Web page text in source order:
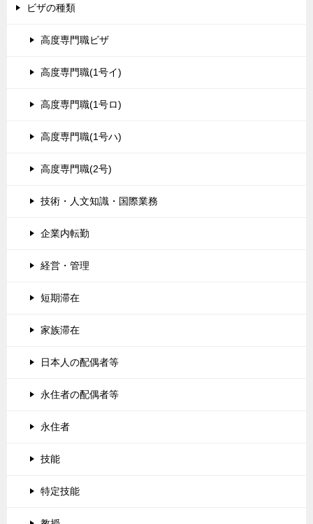
ビザの種類
高度専門職ビザ
高度専門職(1号イ)
高度専門職(1号ロ)
高度専門職(1号ハ)
高度専門職(2号)
技術・人文知識・国際業務
企業内転勤
経営・管理
短期滞在
家族滞在
日本人の配偶者等
永住者の配偶者等
永住者
技能
特定技能